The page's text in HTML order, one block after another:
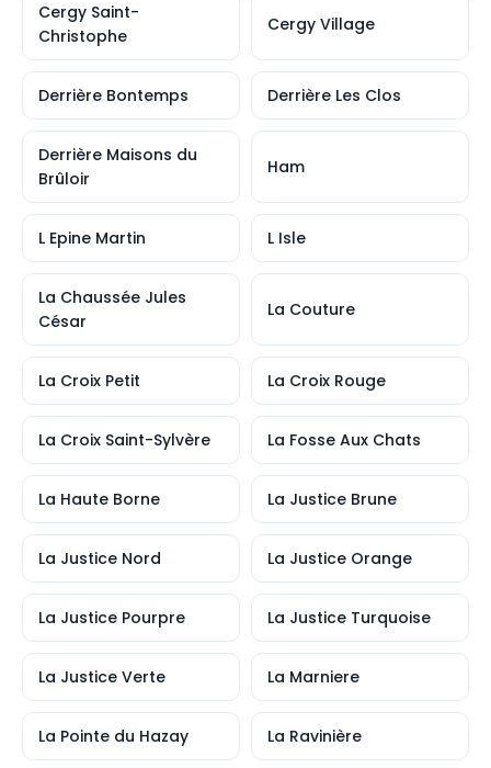
Cergy Saint-
Christophe
Cergy Village
Derrière Bontemps Derrière Les Clos
Derrière Maisons du
Brûloir
Ham
L Epine Martin L Isle
La Chaussée Jules
César
La Couture
La Croix Petit La Croix Rouge
La Croix Saint-Sylvère La Fosse Aux Chats
La Haute Borne La Justice Brune
La Justice Nord La Justice Orange
La Justice Pourpre La Justice Turquoise
La Justice Verte La Marniere
La Pointe du Hazay La Ravinière